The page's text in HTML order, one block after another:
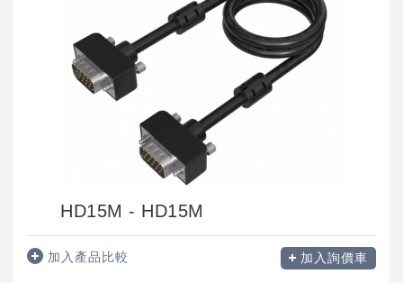
HD15M - HD15M
加入產品比較 加入詢價車